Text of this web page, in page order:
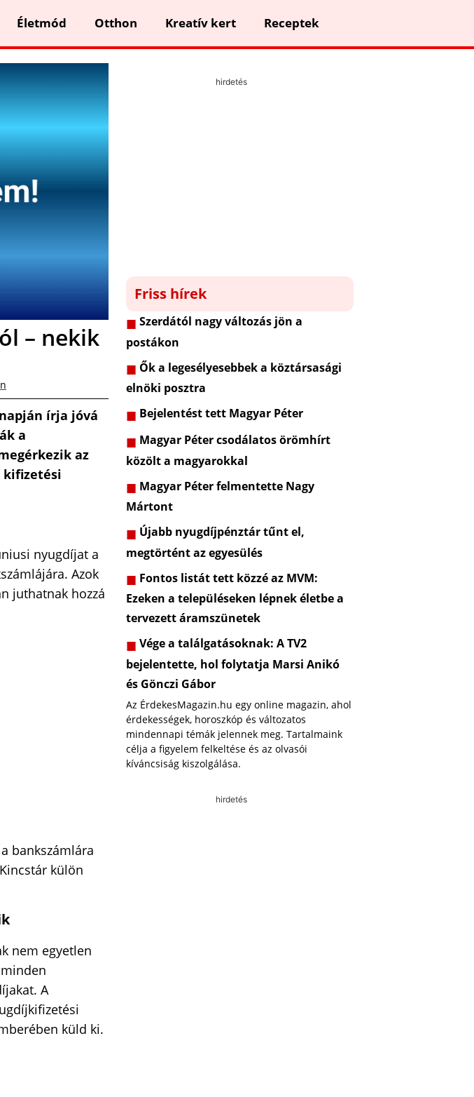
Életmód Otthon Kreatív kert Receptek
– nekik
írja jóvá
a
az
kifizetési
nyugdíjat a
Azok
juthatnak hozzá
bankszámlára
külön
nem egyetlen
A
küld ki.
hirdetés
Friss hírek
Szerdától nagy változás jön a
postákon
Ők a legesélyesebbek a köztársasági
elnöki posztra
Bejelentést tett Magyar Péter
Magyar Péter csodálatos örömhírt
közölt a magyarokkal
Magyar Péter felmentette Nagy
Mártont
Újabb nyugdíjpénztár tűnt el,
megtörtént az egyesülés
Fontos listát tett közzé az MVM:
Ezeken a településeken lépnek életbe a
tervezett áramszünetek
Vége a találgatásoknak: A TV2
bejelentette, hol folytatja Marsi Anikó
és Gönczi Gábor
Az ÉrdekesMagazin.hu egy online magazin, ahol
érdekességek, horoszkóp és változatos
mindennapi témák jelennek meg. Tartalmaink
célja a figyelem felkeltése és az olvasói
kíváncsiság kiszolgálása.
hirdetés